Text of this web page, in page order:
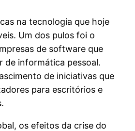
na tecnologia que hoje
Um dos pulos foi o
de software que
de informática pessoal.
de iniciativas que
para escritórios e
os efeitos da crise do